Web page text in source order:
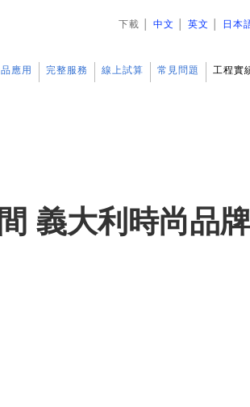
下載 中文 英文 日本
應用 完整服務 線上試算 常見問題 工程實
義大利時尚品